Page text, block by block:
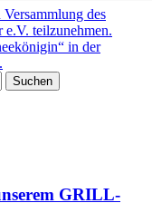
des
teilzunehmen.
in der
GRILL-